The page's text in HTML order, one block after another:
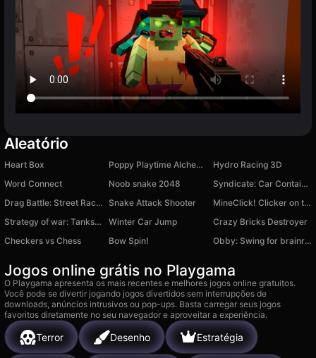
Aleatório
Heart Box Poppy Playtime Alchemy Collect All Characters
Hydro Racing 3D
Word Connect
Noob snake 2048
Syndicate: Car Containers!
Drag Battle: Street Racing
Snake Attack Shooter
MineClick! Clicker on the movie!
Strategy of war: Tanks and helicopters
Winter Car Jump
Crazy Bricks Destroyer
Checkers vs Chess
Bow Spin! Obby: Swing for brainrots!
Jogos online grátis no Playgama
O Playgama apresenta os mais recentes e melhores jogos online gratuitos.
Você pode se divertir jogando jogos divertidos sem interrupções de
downloads, anúncios intrusivos ou pop-ups. Basta carregar seus jogos
favoritos diretamente no seu navegador e aproveitar a experiência.
Terror Desenho Estratégia